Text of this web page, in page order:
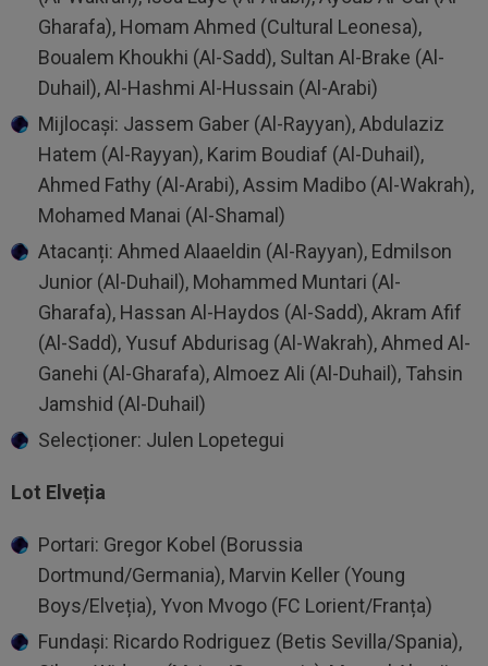
Gharafa), Homam Ahmed (Cultural Leonesa),
Boualem Khoukhi (Al-Sadd), Sultan Al-Brake (Al-
Duhail), Al-Hashmi Al-Hussain (Al-Arabi)
Mijlocași: Jassem Gaber (Al-Rayyan), Abdulaziz
Hatem (Al-Rayyan), Karim Boudiaf (Al-Duhail),
Ahmed Fathy (Al-Arabi), Assim Madibo (Al-Wakrah),
Mohamed Manai (Al-Shamal)
Atacanți: Ahmed Alaaeldin (Al-Rayyan), Edmilson
Junior (Al-Duhail), Mohammed Muntari (Al-
Gharafa), Hassan Al-Haydos (Al-Sadd), Akram Afif
(Al-Sadd), Yusuf Abdurisag (Al-Wakrah), Ahmed Al-
Ganehi (Al-Gharafa), Almoez Ali (Al-Duhail), Tahsin
Jamshid (Al-Duhail)
Selecționer: Julen Lopetegui
Lot Elveția
Portari: Gregor Kobel (Borussia
Dortmund/Germania), Marvin Keller (Young
Boys/Elveția), Yvon Mvogo (FC Lorient/Franța)
Fundaşi: Ricardo Rodriguez (Betis Sevilla/Spania),